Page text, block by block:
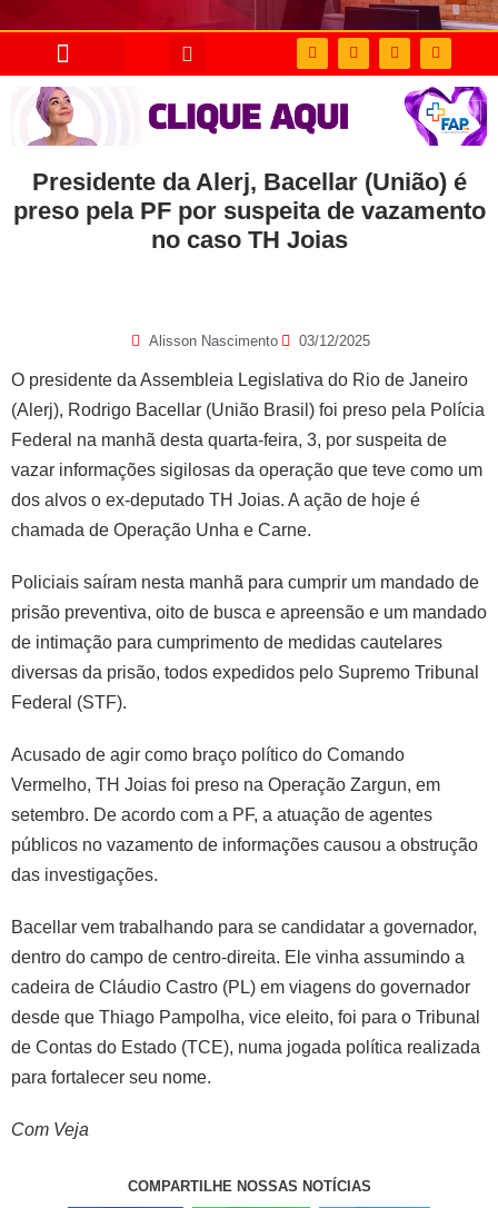
Presidente da Alerj, Bacellar (União) é
preso pela PF por suspeita de vazamento
no caso TH Joias
Alisson Nascimento 03/12/2025
O presidente da Assembleia Legislativa do Rio de Janeiro
(Alerj), Rodrigo Bacellar (União Brasil) foi preso pela Polícia
Federal na manhã desta quarta-feira, 3, por suspeita de
vazar informações sigilosas da operação que teve como um
dos alvos o ex-deputado TH Joias. A ação de hoje é
chamada de Operação Unha e Carne.
Policiais saíram nesta manhã para cumprir um mandado de
prisão preventiva, oito de busca e apreensão e um mandado
de intimação para cumprimento de medidas cautelares
diversas da prisão, todos expedidos pelo Supremo Tribunal
Federal (STF).
Acusado de agir como braço político do Comando
Vermelho, TH Joias foi preso na Operação Zargun, em
setembro. De acordo com a PF, a atuação de agentes
públicos no vazamento de informações causou a obstrução
das investigações.
Bacellar vem trabalhando para se candidatar a governador,
dentro do campo de centro-direita. Ele vinha assumindo a
cadeira de Cláudio Castro (PL) em viagens do governador
desde que Thiago Pampolha, vice eleito, foi para o Tribunal
de Contas do Estado (TCE), numa jogada política realizada
para fortalecer seu nome.
Com Veja
COMPARTILHE NOSSAS NOTÍCIAS